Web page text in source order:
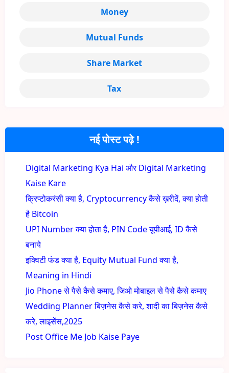
नई पोस्ट पढ़े !
Digital Marketing Kya Hai और Digital Marketing
Kaise Kare
क्रिप्टोकरंसी क्या है, Cryptocurrency कैसे ख़रीदें, क्या होती
है Bitcoin
UPI Number क्या होता है, PIN Code यूपीआई, ID कैसे
बनाये
इक्विटी फंड क्या है, Equity Mutual Fund क्या है,
Meaning in Hindi
Jio Phone से पैसे कैसे कमाए, जिओ मोबाइल से पैसे कैसे कमाए
Wedding Planner बिज़नेस कैसे करे, शादी का बिज़नेस कैसे
करे, लाइसेंस,2025
Post Office Me Job Kaise Paye
Money
Mutual Funds
Share Market
Tax